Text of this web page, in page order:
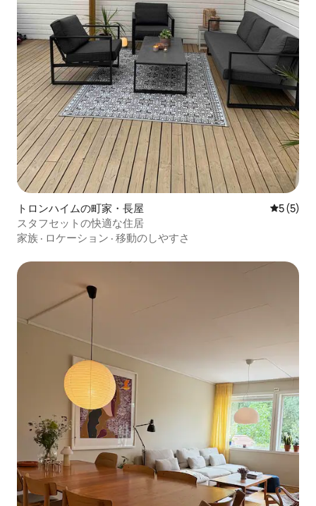
トロンハイムの町家・長屋 レビュー
5 (5)
スタフセットの快適な住居
家族 · ロケーション · 移動のしやすさ